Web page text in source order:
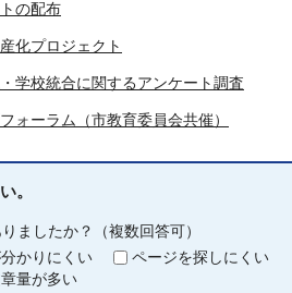
の配布
化プロジェクト
学校統合に関するアンケート調査
ォーラム（市教育委員会共催）
。
ましたか？（複数回答可）
かりにくい
ページを探しにくい
量が多い